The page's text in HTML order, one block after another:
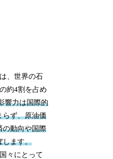
、世界の石
約4割を占め
響力は国際的
らず、原油価
の動向や国際
します。
々にとって